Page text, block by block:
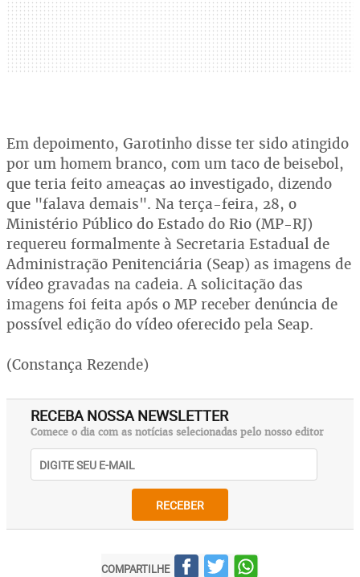
Em depoimento, Garotinho disse ter sido atingido
por um homem branco, com um taco de beisebol,
que teria feito ameaças ao investigado, dizendo
que "falava demais". Na terça-feira, 28, o
Ministério Público do Estado do Rio (MP-RJ)
requereu formalmente à Secretaria Estadual de
Administração Penitenciária (Seap) as imagens de
vídeo gravadas na cadeia. A solicitação das
imagens foi feita após o MP receber denúncia de
possível edição do vídeo oferecido pela Seap.
(Constança Rezende)
RECEBA NOSSA NEWSLETTER
Comece o dia com as notícias selecionadas pelo nosso editor
RECEBER
COMPARTILHE